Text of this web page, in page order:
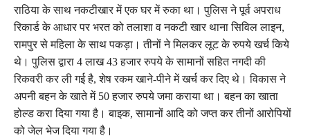
राठिया के साथ नकटीखार में एक घर में रुका था। पुलिस ने पूर्व अपराध
रिकार्ड के आधार पर भरत को तलाशा व नकटी खार थाना सिविल लाइन,
रामपुर से महिला के साथ पकड़ा। तीनों ने मिलकर लूट के रुपये खर्च किये
थे। पुलिस द्वारा 4 लाख 43 हजार रुपये के सामानों सहित नगदी की
रिकवरी कर ली गई है, शेष रकम खाने-पीने में खर्च कर दिए थे। विकास ने
अपनी बहन के खाते में 50 हजार रुपये जमा कराया था। बहन का खाता
होल्ड करा दिया गया है। बाइक, सामानों आदि को जप्त कर तीनों आरोपियों
को जेल भेज दिया गया है।